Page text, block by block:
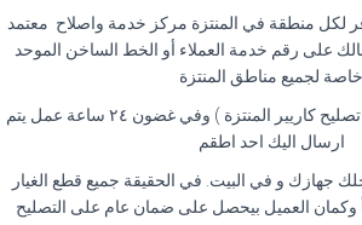
لكل منطقة في المنتزة مركز خدمة واصلاح معتمد
على رقم خدمة العملاء أو الخط الساخن الموحد
خاصة لجميع مناطق المنتزة
( يمكنكم هنا معرفة أرقام تصليح كاريير المنتزة ) وفي غضون ٢٤ ساعة عمل يتم
ارسال اليك احد اطقم
جهازك و في البيت. في الحقيقة جميع قطع الغيار
وكمان العميل بيحصل على ضمان عام على التصليح